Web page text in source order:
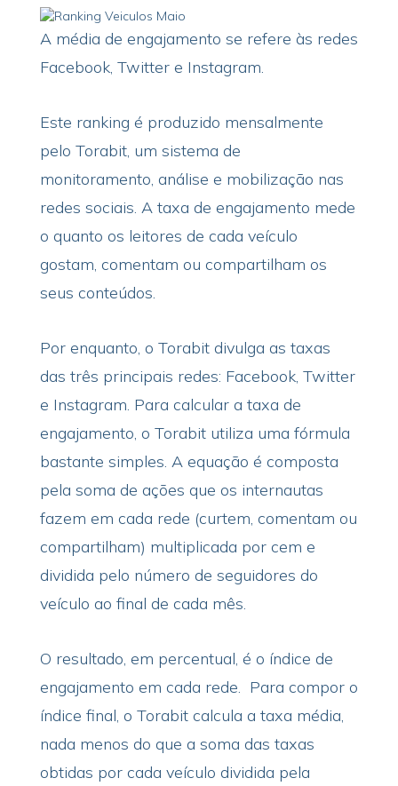
A média de engajamento se refere às redes
Facebook, Twitter e Instagram.
Este ranking é produzido mensalmente
pelo Torabit, um sistema de
monitoramento, análise e mobilização nas
redes sociais. A taxa de engajamento mede
o quanto os leitores de cada veículo
gostam, comentam ou compartilham os
seus conteúdos.
Por enquanto, o Torabit divulga as taxas
das três principais redes: Facebook, Twitter
e Instagram. Para calcular a taxa de
engajamento, o Torabit utiliza uma fórmula
bastante simples. A equação é composta
pela soma de ações que os internautas
fazem em cada rede (curtem, comentam ou
compartilham) multiplicada por cem e
dividida pelo número de seguidores do
veículo ao final de cada mês.
O resultado, em percentual, é o índice de
engajamento em cada rede. Para compor o
índice final, o Torabit calcula a taxa média,
nada menos do que a soma das taxas
obtidas por cada veículo dividida pela